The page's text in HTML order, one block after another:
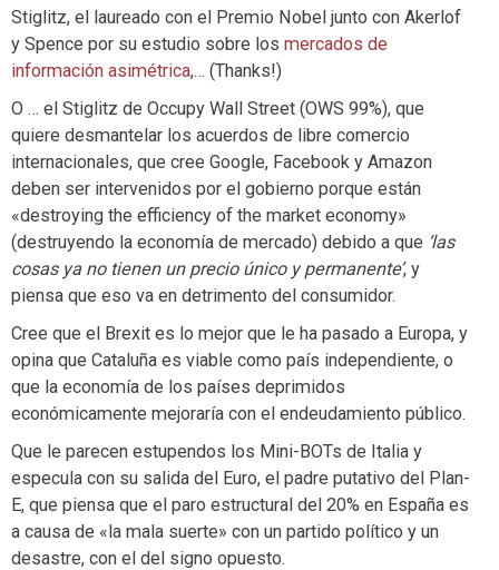
Stiglitz, el laureado con el Premio Nobel junto con Akerlof
y Spence por su estudio sobre los mercados de
información asimétrica,… (Thanks!)
O … el Stiglitz de Occupy Wall Street (OWS 99%), que
quiere desmantelar los acuerdos de libre comercio
internacionales, que cree Google, Facebook y Amazon
deben ser intervenidos por el gobierno porque están
«destroying the efficiency of the market economy»
(destruyendo la economía de mercado) debido a que ‘las
cosas ya no tienen un precio único y permanente’, y
piensa que eso va en detrimento del consumidor.
Cree que el Brexit es lo mejor que le ha pasado a Europa, y
opina que Cataluña es viable como país independiente, o
que la economía de los países deprimidos
económicamente mejoraría con el endeudamiento público.
Que le parecen estupendos los Mini-BOTs de Italia y
especula con su salida del Euro, el padre putativo del Plan-
E, que piensa que el paro estructural del 20% en España es
a causa de «la mala suerte» con un partido político y un
desastre, con el del signo opuesto.